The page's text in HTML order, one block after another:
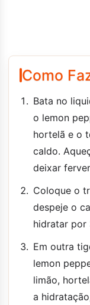
Como
Bata no
o lemon
hortelã e o
caldo.
deixar
Coloque o
despeje o
hidratar por
Em outra
lemon
limão,
a